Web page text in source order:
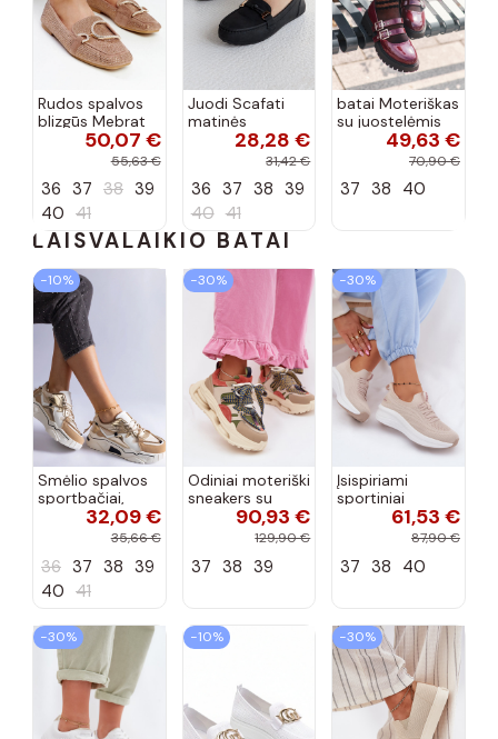
Rudos spalvos
blizgūs Mebrat
bateliai50,07 €
55,63 €
36 37 38 39
40 41
Juodi Scafati
matinės
apdailos bateliai
28,28 €
31,42 €
36 37 38 39
40 41
batai Moteriškas
su juostelėmis
su lako efektu
bordo spalvos
49,63 €
70,90 €
37 38 40
LAISVALAIKIO BATAI
−10%
Smėlio spalvos
sportbačiai,
dekoruoti Valdez
cirkonio virvele
32,09 €
35,66 €
36 37 38 39
40 41
−30%
Odiniai moteriški
sneakers su
platforma D&A
CR61-3133
90,93 €
129,90 €
37 38 39
−30%
Įsispiriami
sportiniai
bateliai Kobbo
102425 smėlio
61,53 €
87,90 €
37 38 40
−30% −10% −30%